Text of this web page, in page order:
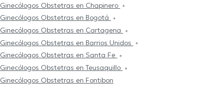
Ginecólogos Obstetras en Chapinero
Ginecólogos Obstetras en Bogotá
Ginecólogos Obstetras en Cartagena
Ginecólogos Obstetras en Barrios Unidos
Ginecólogos Obstetras en Santa Fe
Ginecólogos Obstetras en Teusaquillo
Ginecólogos Obstetras en Fontibon